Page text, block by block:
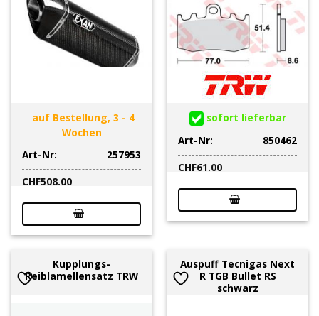
auf Bestellung, 3 - 4
Wochen
Art-Nr:
257953
CHF508.00
sofort lieferbar
Art-Nr:
850462
CHF61.00
Kupplungs-
Reiblamellensatz TRW
Auspuff Tecnigas Next
R TGB Bullet RS
schwarz